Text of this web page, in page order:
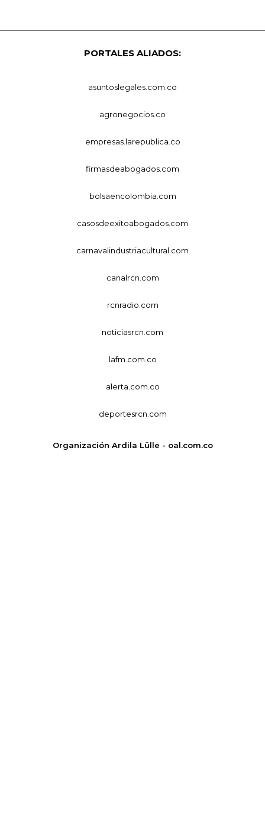
PORTALES ALIADOS:
asuntoslegales.com.co
agronegocios.co
empresas.larepublica.co
firmasdeabogados.com
bolsaencolombia.com
casosdeexitoabogados.com
carnavalindustriacultural.com
canalrcn.com
rcnradio.com
noticiasrcn.com
lafm.com.co
alerta.com.co
deportesrcn.com
Organización Ardila Lülle - oal.com.co